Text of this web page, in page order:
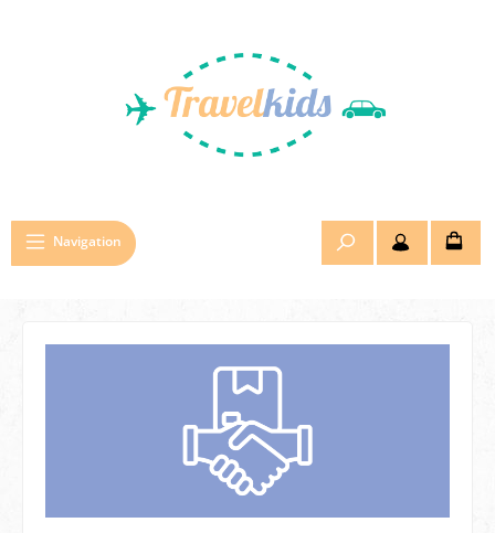
Navigation